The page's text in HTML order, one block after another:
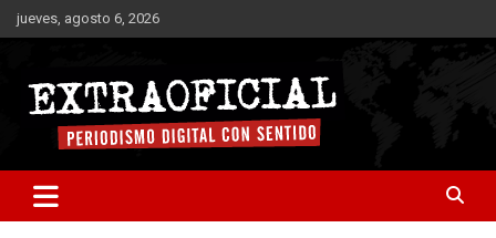
Saltar
al
jueves, agosto 6, 2026
Extraoficial